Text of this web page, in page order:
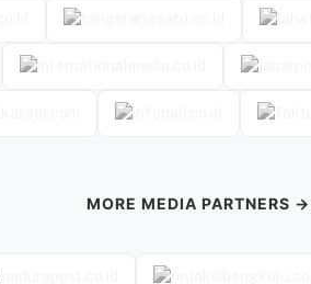
MORE MEDIA PARTNERS